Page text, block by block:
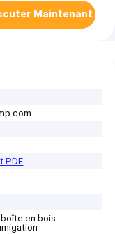
Maintenant
PDF
en bois